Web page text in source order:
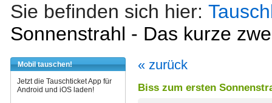
Sie befinden sich hier:
Sonnenstrahl - Das kurze
Mobil tauschen!
Jetzt die Tauschticket App für
Android und iOS laden!
« zurück
Biss zum ersten